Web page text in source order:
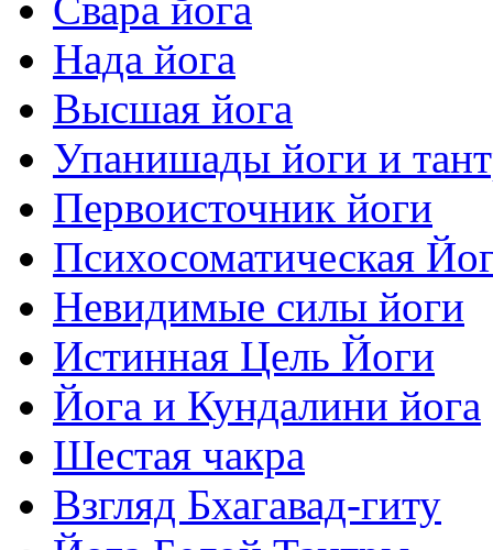
Свара йога
Нада йога
Высшая йога
Упанишады йоги и
Первоисточник йоги
Психосоматическая
Невидимые силы йоги
Истинная Цель Йоги
Йога и Кундалини йога
Шестая чакра
Взгляд Бхагавад-гиту